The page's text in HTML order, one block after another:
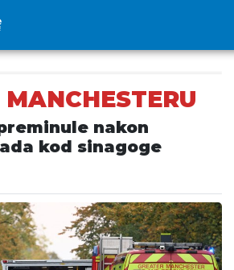
MANCHESTERU
nakon
kod sinagoge